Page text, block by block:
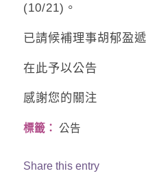
(10/21)。
已請候補理事胡郁盈
在此予以公告
感謝您的關注
標籤： 公告
Share this entry